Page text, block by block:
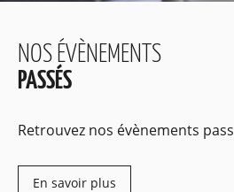
NOS ÉVÈNEMENTS
PASSÉS
Retrouvez nos évènements
En savoir plus
ci-dessous ⬇️